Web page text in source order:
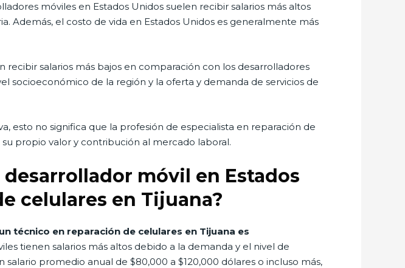
móviles en Estados Unidos suelen recibir salarios más altos
Además, el costo de vida en Estados Unidos es generalmente más
salarios más bajos en comparación con los desarrolladores
socioeconómico de la región y la oferta y demanda de servicios de
esto no significa que la profesión de especialista en reparación de
propio valor y contribución al mercado laboral.
móvil en Estados
celulares en Tijuana?
técnico en reparación de celulares en Tijuana es
tienen salarios más altos debido a la demanda y el nivel de
promedio anual de $80,000 a $120,000 dólares o incluso más,